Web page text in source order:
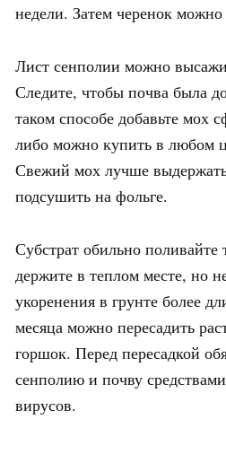
недели. Затем черенок можно
Лист сенполии можно
Следите, чтобы почва была
таком способе добавьте мох
либо можно купить в любом
Свежий мох лучше
подсушить на фольге.
Субстрат обильно поливайте
держите в теплом месте, но
укоренения в грунте более
месяца можно пересадить
горшок. Перед пересадкой
сенполию и почву
вирусов.